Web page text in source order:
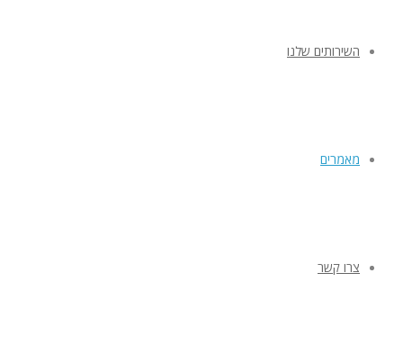
השירותים שלנו
מאמרים
צרו קשר